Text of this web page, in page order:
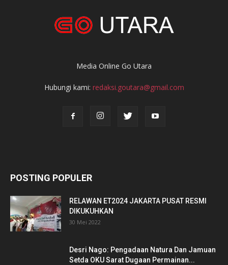
Media Online Go Utara
Hubungi kami: redaksi.goutara@gmail.com
POSTING POPULER
RELAWAN ET2024 JAKARTA PUSAT RESMI
DIKUKUHKAN
30 Mei 2022
Desri Nago: Pengadaan Natura Dan Jamuan
Setda OKU Sarat Dugaan Permainan...